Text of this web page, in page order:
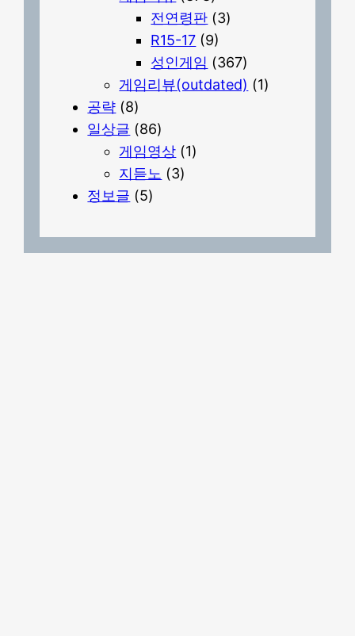
전연령판 (3)
R15-17 (9)
성인게임 (367)
게임리뷰(outdated) (1)
공략 (8)
일상글 (86)
게임영상 (1)
지듣노 (3)
정보글 (5)